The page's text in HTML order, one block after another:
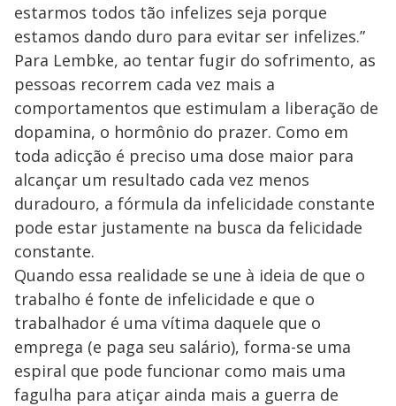
estarmos todos tão infelizes seja porque
estamos dando duro para evitar ser infelizes.”
Para Lembke, ao tentar fugir do sofrimento, as
pessoas recorrem cada vez mais a
comportamentos que estimulam a liberação de
dopamina, o hormônio do prazer. Como em
toda adicção é preciso uma dose maior para
alcançar um resultado cada vez menos
duradouro, a fórmula da infelicidade constante
pode estar justamente na busca da felicidade
constante.
Quando essa realidade se une à ideia de que o
trabalho é fonte de infelicidade e que o
trabalhador é uma vítima daquele que o
emprega (e paga seu salário), forma-se uma
espiral que pode funcionar como mais uma
fagulha para atiçar ainda mais a guerra de